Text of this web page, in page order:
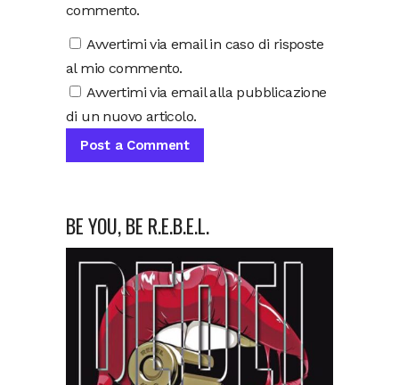
commento.
Avvertimi via email in caso di risposte
al mio commento.
Avvertimi via email alla pubblicazione
di un nuovo articolo.
BE YOU, BE R.E.B.E.L.